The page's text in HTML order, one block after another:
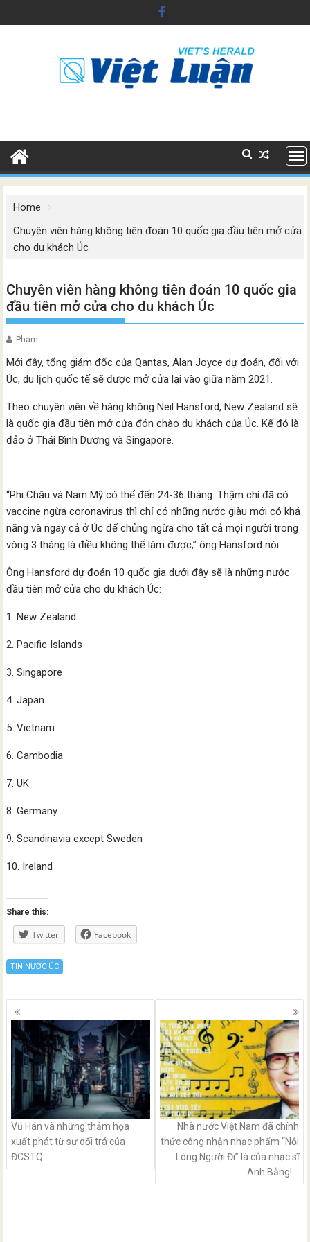
to
Home
Chuyên viên hàng không tiên đoán 10 quốc gia đầu tiên mở cửa
cho du khách Úc
Chuyên viên hàng không tiên đoán 10 quốc gia
đầu tiên mở cửa cho du khách Úc
Pham
Mới đây, tổng giám đốc của Qantas, Alan Joyce dự đoán, đối với
Úc, du lịch quốc tế sẽ được mở cửa lại vào giữa năm 2021.
Theo chuyên viên về hàng không Neil Hansford, New Zealand sẽ
là quốc gia đầu tiên mở cửa đón chào du khách của Úc. Kế đó là
đảo ở Thái Bình Dương và Singapore.
“Phi Châu và Nam Mỹ có thể đến 24-36 tháng. Thậm chí đã có
vaccine ngừa coronavirus thì chỉ có những nước giàu mới có khả
năng và ngay cả ở Úc để chủng ngừa cho tất cả mọi người trong
vòng 3 tháng là điều không thể làm được,” ông Hansford nói.
Ông Hansford dự đoán 10 quốc gia dưới đây sẽ là những nước
đầu tiên mở cửa cho du khách Úc:
1. New Zealand
2. Pacific Islands
3. Singapore
4. Japan
5. Vietnam
6. Cambodia
7. UK
8. Germany
9. Scandinavia except Sweden
10. Ireland
Share this:
Twitter Facebook
TIN NƯỚC ÚC
Posts
navigation
Vũ Hán và những thảm họa
xuất phát từ sự dối trá của
ĐCSTQ
Nhà nước Việt Nam đã chính
thức công nhận nhạc phẩm “Nỗi
Lòng Người Đi” là của nhạc sĩ
Anh Bằng!